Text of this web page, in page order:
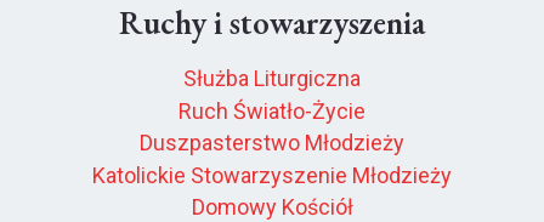
Ruchy i stowarzyszenia
Służba Liturgiczna
Ruch Światło-Życie
Duszpasterstwo Młodzieży
Katolickie Stowarzyszenie Młodzieży
Domowy Kościół